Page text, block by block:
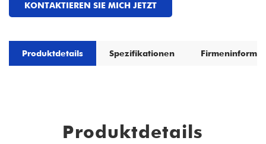
KONTAKTIEREN SIE MICH JETZT
Produktdetails Spezifikationen
Produktdetails